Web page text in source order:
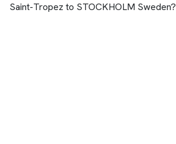
Saint-Tropez to STOCKHOLM Sweden?